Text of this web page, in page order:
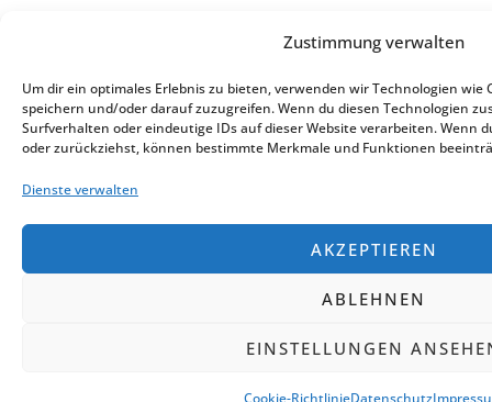
Zustimmung verwalten
Um dir ein optimales Erlebnis zu bieten, verwenden wir Technologien
speichern und/oder darauf zuzugreifen. Wenn du diesen Technologien
Surfverhalten oder eindeutige IDs auf dieser Website verarbeiten. Wenn
oder zurückziehst, können bestimmte Merkmale und Funktionen
Dienste verwalten
AKZEPTIEREN
ABLEHNEN
EINSTELLUNGEN
Cookie-RichtlinieDatenschutz